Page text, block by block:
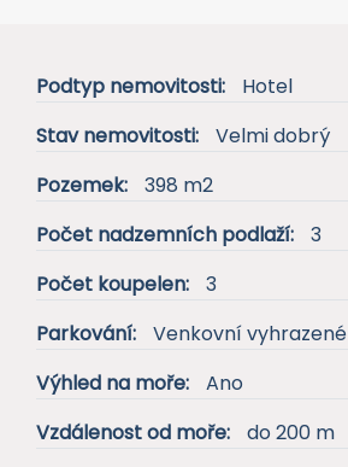
Podtyp nemovitosti:
Hotel
Stav nemovitosti:
Velmi dobrý
Pozemek:
398 m2
Počet nadzemních podlaží:
3
Počet koupelen:
3
Parkování:
Venkovní vyhrazené
Výhled na moře:
Ano
Vzdálenost od moře:
do 200 m